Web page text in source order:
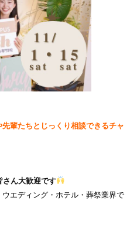
輩たちとじっくり相談できるチャ
さん大歓迎です
ウエディング・ホテル・葬祭業界で